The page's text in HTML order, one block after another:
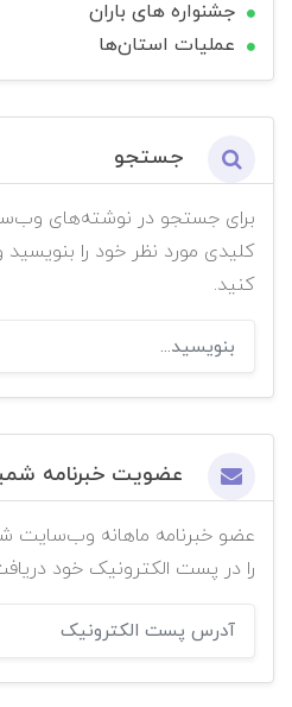
جشنواره های باران
عملیات استان‌ها
جستجو
برای جستجو در نوشته‌های
کلیدی مورد نظر خود را
کنید.
عضویت خبرنامه
عضو خبرنامه ماهانه وب‌سایت
را در پست الکترونیک خود